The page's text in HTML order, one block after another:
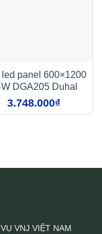
panel 600×1200
DGA205 Duhal
3.748.000₫
VNJ VIỆT NAM